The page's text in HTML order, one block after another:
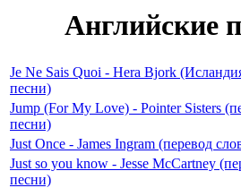
Английские
Je Ne Sais Quoi - Hera Bjork
песни)
Jump (For My Love) - Pointer Sisters
песни)
Just Once - James Ingram (перевод
Just so you know - Jesse McCartney
песни)